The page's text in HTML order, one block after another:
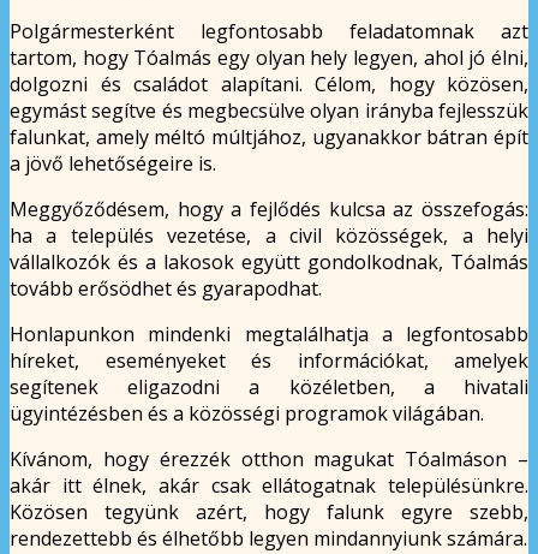
Polgármesterként legfontosabb feladatomnak azt
tartom, hogy Tóalmás egy olyan hely legyen, ahol jó élni,
dolgozni és családot alapítani. Célom, hogy közösen,
egymást segítve és megbecsülve olyan irányba fejlesszük
falunkat, amely méltó múltjához, ugyanakkor bátran épít
a jövő lehetőségeire is.
Meggyőződésem, hogy a fejlődés kulcsa az összefogás:
ha a település vezetése, a civil közösségek, a helyi
vállalkozók és a lakosok együtt gondolkodnak, Tóalmás
tovább erősödhet és gyarapodhat.
Honlapunkon mindenki megtalálhatja a legfontosabb
híreket, eseményeket és információkat, amelyek
segítenek eligazodni a közéletben, a hivatali
ügyintézésben és a közösségi programok világában.
Kívánom, hogy érezzék otthon magukat Tóalmáson –
akár itt élnek, akár csak ellátogatnak településünkre.
Közösen tegyünk azért, hogy falunk egyre szebb,
rendezettebb és élhetőbb legyen mindannyiunk számára.